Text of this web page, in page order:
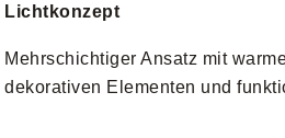
Lichtkonzept
Mehrschichtiger Ansatz mit
dekorativen Elementen und